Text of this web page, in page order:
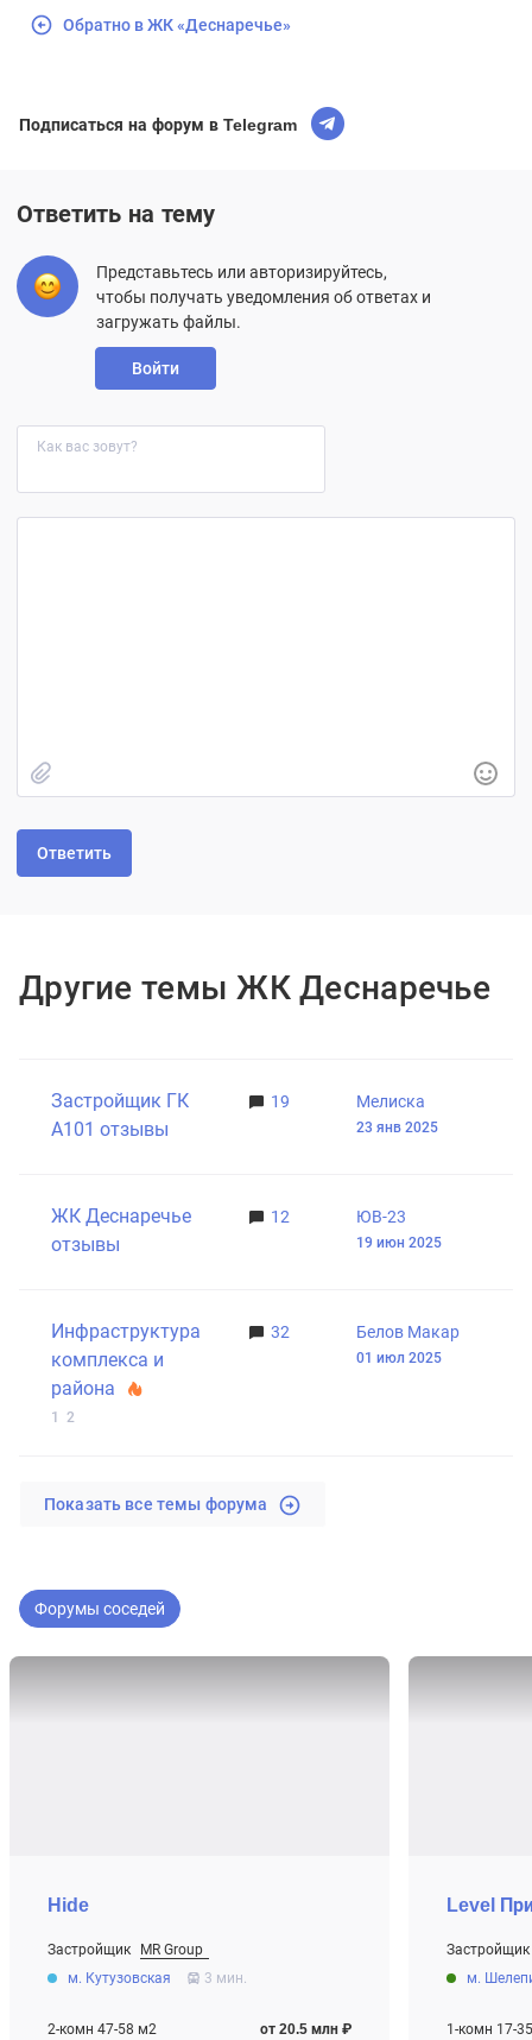
Обратно в ЖК «Деснаречье»
Подписаться на форум в Telegram
Ответить на тему
Представьтесь или авторизируйтесь,
чтобы получать уведомления об ответах и
загружать файлы.
Войти
Как вас зовут?
Другие темы ЖК Деснаречье
Застройщик ГК
А101 отзывы
19 Мелиска
23 янв 2025
ЖК Деснаречье
отзывы
12 ЮВ-23
19 июн 2025
Инфраструктура
комплекса и
района
1 2
32 Белов Макар
01 июл 2025
Показать все темы форума
Форумы соседей
Hide
Застройщик
MR Group
От 20.5 млн ₽
Строится
м. Кутузовская 3 мин.
2-комн 47-58 м2 от 20.5 млн ₽
Level
Застройщик
От 9.7 млн ₽
Строится
м.
1-комн 17-